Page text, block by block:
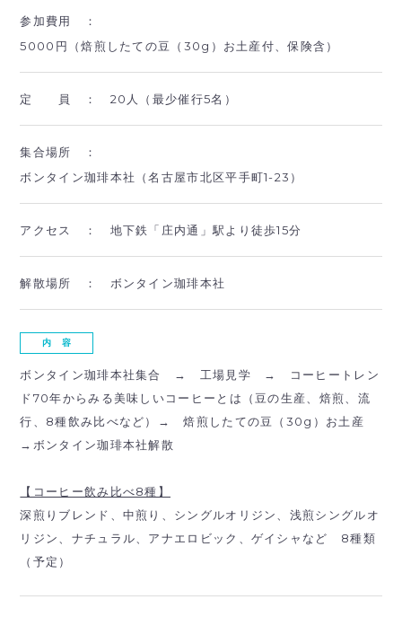
参加費用 ：
5000円（焙煎したての豆（30g）お土産付、保険含）
定 員 ： 20人（最少催行5名）
集合場所 ：
ボンタイン珈琲本社（名古屋市北区平手町1-23）
アクセス ： 地下鉄「庄内通」駅より徒歩15分
解散場所 ： ボンタイン珈琲本社
内 容
ボンタイン珈琲本社集合 → 工場見学 → コーヒートレン
ド70年からみる美味しいコーヒーとは（豆の生産、焙煎、流
行、8種飲み比べなど）→ 焙煎したての豆（30g）お土産
→ボンタイン珈琲本社解散
【コーヒー飲み比べ8種】
深煎りブレンド、中煎り、シングルオリジン、浅煎シングルオ
リジン、ナチュラル、アナエロビック、ゲイシャなど 8種類
（予定）